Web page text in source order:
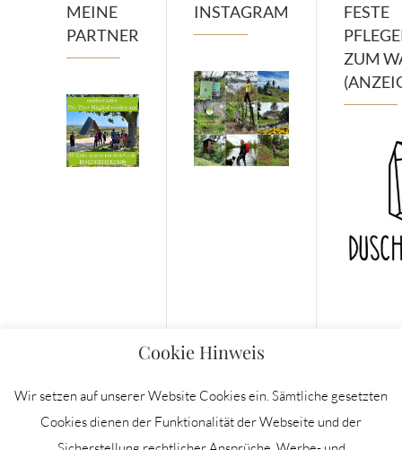
MEINE
PARTNER
INSTAGRAM
FESTE
ZUM
Cookie Hinweis
Wir setzen auf unserer Website Cookies ein. Sämtliche gesetzten
Cookies dienen der Funktionalität der Webseite und der